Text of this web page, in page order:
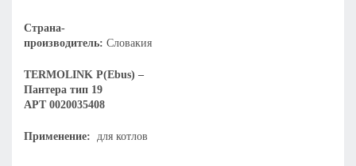
Страна-
производитель: Словакия
TERMOLINK P(Ebus) –
Пантера тип 19
АРТ 0020035408
Применение: для котлов